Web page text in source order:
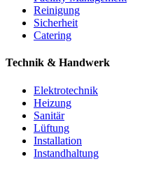
Reinigung
Sicherheit
Catering
Technik & Handwerk
Elektrotechnik
Heizung
Sanitär
Lüftung
Installation
Instandhaltung